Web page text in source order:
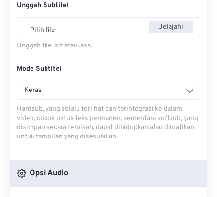
Unggah Subtitel
Pilih file Jelajahi
Unggah file .srt atau .ass.
Mode Subtitel
Keras
Hardsub, yang selalu terlihat dan terintegrasi ke dalam
video, cocok untuk teks permanen, sementara softsub, yang
disimpan secara terpisah, dapat dihidupkan atau dimatikan
untuk tampilan yang disesuaikan.
Opsi Audio